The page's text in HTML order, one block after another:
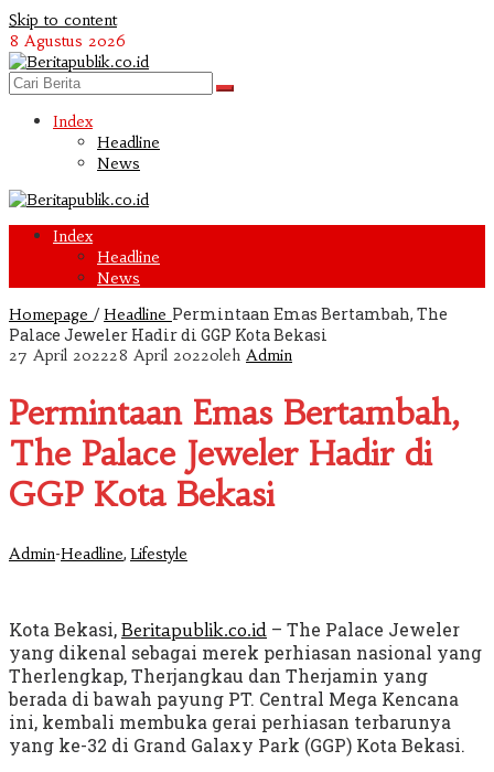
Skip to content
8 Agustus 2026
Index
Headline
News
Index
Headline
News
Homepage /Headline Permintaan Emas Bertambah, The
Palace Jeweler Hadir di GGP Kota Bekasi
27 April 202228 April 2022oleh Admin
Permintaan Emas Bertambah,
The Palace Jeweler Hadir di
GGP Kota Bekasi
Admin-Headline, Lifestyle
Kota Bekasi, Beritapublik.co.id – The Palace Jeweler
yang dikenal sebagai merek perhiasan nasional yang
Therlengkap, Therjangkau dan Therjamin yang
berada di bawah payung PT. Central Mega Kencana
ini, kembali membuka gerai perhiasan terbarunya
yang ke-32 di Grand Galaxy Park (GGP) Kota Bekasi.